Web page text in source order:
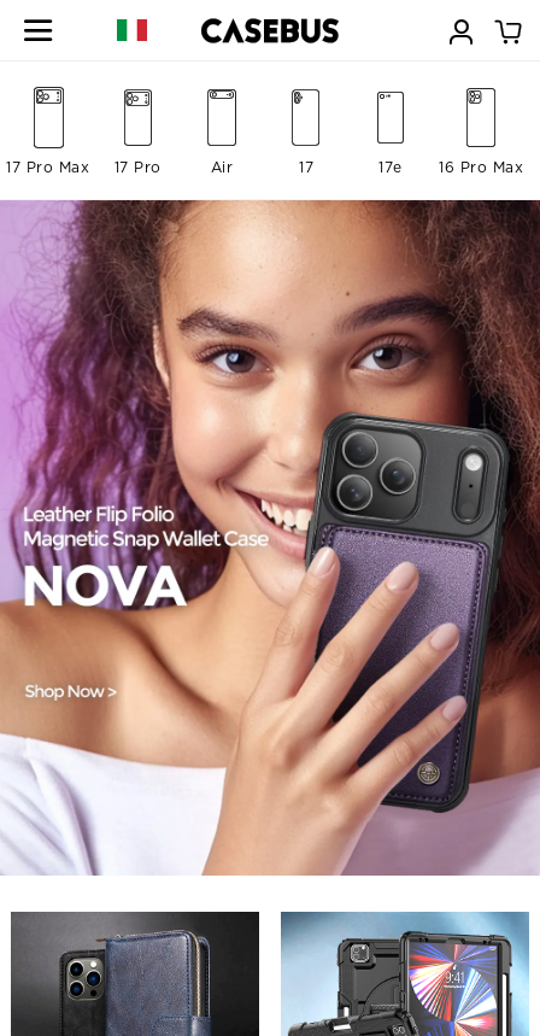
17 Pro Max 17 Pro Air 17 17e 16 Pro Max